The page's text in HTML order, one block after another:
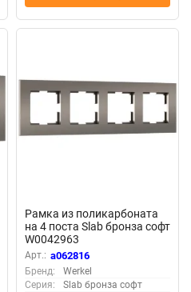
Рамка из поликарбоната
на 4 поста Slab бронза софт
W0042963
Арт.: a062816
Бренд:
Werkel
Серия:
Slab бронза софт